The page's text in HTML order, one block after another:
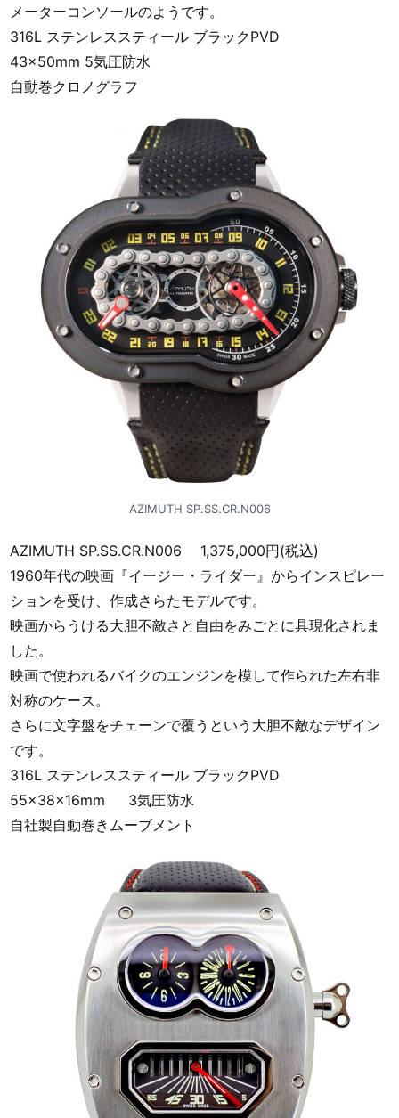
メーターコンソールのようです。
316L ステンレススティール ブラックPVD
43x50mm 5気圧防水
自動巻クロノグラフ
AZIMUTH SP.SS.CR.N006
AZIMUTH SP.SS.CR.N006 1,375,000円(税込)
1960年代の映画『イージー・ライダー』からインスピレー
ションを受け、作成さらたモデルです。
映画からうける大胆不敵さと自由をみごとに具現化されま
した。
映画で使われるバイクのエンジンを模して作られた左右非
対称のケース。
さらに文字盤をチェーンで覆うという大胆不敵なデザイン
です。
316L ステンレススティール ブラックPVD
55x38x16mm 3気圧防水
自社製自動巻きムーブメント